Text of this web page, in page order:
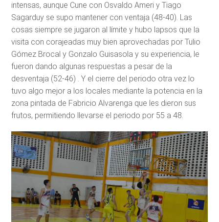
intensas, aunque Cune con Osvaldo Ameri y Tiago
Sagarduy se supo mantener con ventaja (48-40). Las
cosas siempre se jugaron al límite y hubo lapsos que la
visita con corajeadas muy bien aprovechadas por Tulio
Gómez Brocal y Gonzalo Guisasola y su experiencia, le
fueron dando algunas respuestas a pesar de la
desventaja (52-46) . Y el cierre del periodo otra vez lo
tuvo algo mejor a los locales mediante la potencia en la
zona pintada de Fabricio Alvarenga que les dieron sus
frutos, permitiendo llevarse el periodo por 55 a 48.